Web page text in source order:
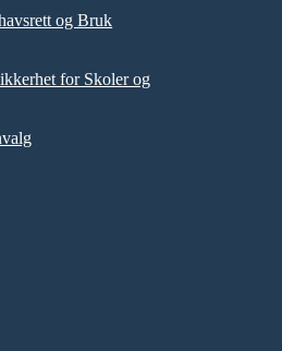
og Bruk
for Skoler og